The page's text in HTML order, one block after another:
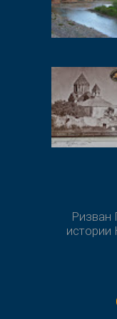
Ризван
истории